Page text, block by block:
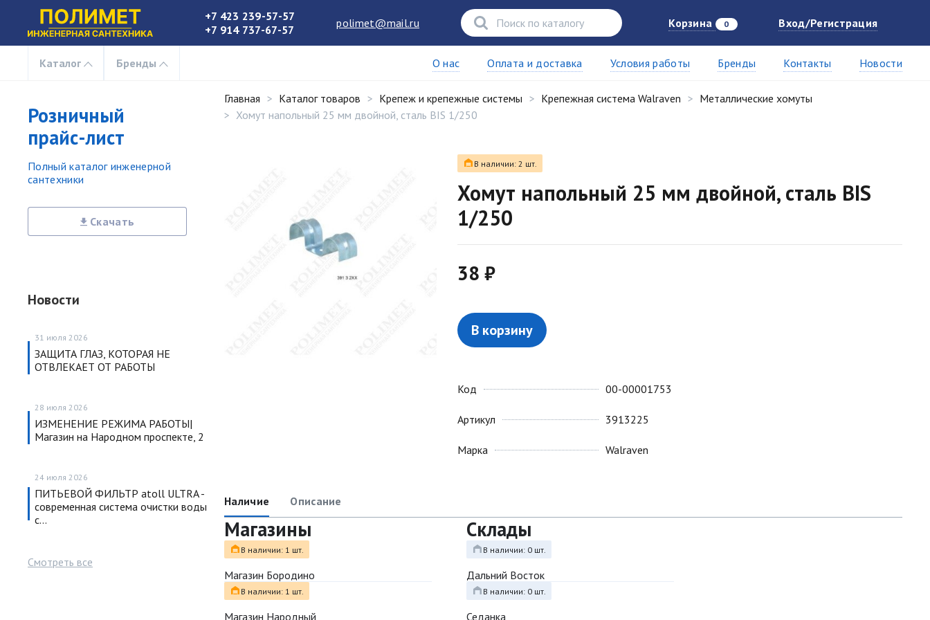
+7 423 239-57-57
+7 914 737-67-57
polimet@mail.ru Корзина 0 Вход/Регистрация
Каталог Бренды О нас Оплата и доставка Условия работы Бренды Контакты Новости
Розничный
прайс-лист
Полный каталог инженерной
сантехники
Скачать
Новости
31 июля 2026
ЗАЩИТА ГЛАЗ, КОТОРАЯ НЕ
ОТВЛЕКАЕТ ОТ РАБОТЫ
28 июля 2026
ИЗМЕНЕНИЕ РЕЖИМА РАБОТЫ|
Магазин на Народном проспекте, 2
24 июля 2026
ПИТЬЕВОЙ ФИЛЬТР atoll ULTRA -
современная система очистки воды
с…
Смотреть все
Главная Каталог товаров Крепеж и крепежные системы Крепежная система Walraven
Металлические хомуты
Хомут напольный 25 мм двойной, сталь BIS 1/250
В наличии: 2 шт.
Хомут напольный 25 мм двойной, сталь BIS
1/250
38 ₽
В корзину
Код
Артикул
Марка
00-00001753
3913225
Walraven
Наличие Описание
Магазины
В наличии: 1 шт.
Магазин Бородино
В наличии: 1 шт.
Магазин Народный
Склады
В наличии: 0 шт.
Дальний Восток
В наличии: 0 шт.
Седанка